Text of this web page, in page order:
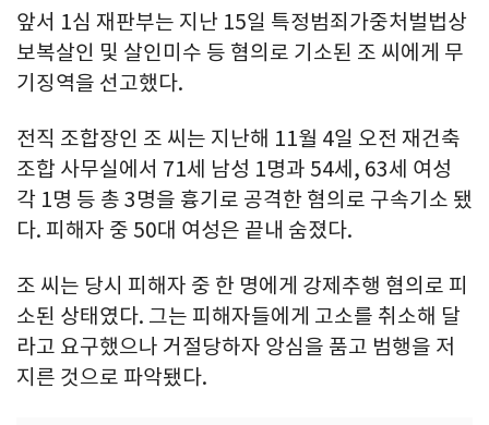
앞서 1심 재판부는 지난 15일 특정범죄가중처벌법상
보복살인 및 살인미수 등 혐의로 기소된 조 씨에게 무
기징역을 선고했다.
전직 조합장인 조 씨는 지난해 11월 4일 오전 재건축
조합 사무실에서 71세 남성 1명과 54세, 63세 여성
각 1명 등 총 3명을 흉기로 공격한 혐의로 구속기소 됐
다. 피해자 중 50대 여성은 끝내 숨졌다.
조 씨는 당시 피해자 중 한 명에게 강제추행 혐의로 피
소된 상태였다. 그는 피해자들에게 고소를 취소해 달
라고 요구했으나 거절당하자 앙심을 품고 범행을 저
지른 것으로 파악됐다.